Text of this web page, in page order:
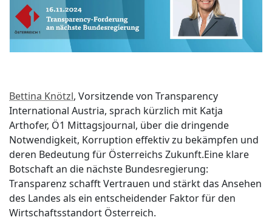
Bettina Knötzl, Vorsitzende von Transparency
International Austria, sprach kürzlich mit Katja
Arthofer, Ö1 Mittagsjournal, über die dringende
Notwendigkeit, Korruption effektiv zu bekämpfen und
deren Bedeutung für Österreichs Zukunft.Eine klare
Botschaft an die nächste Bundesregierung:
Transparenz schafft Vertrauen und stärkt das Ansehen
des Landes als ein entscheidender Faktor für den
Wirtschaftsstandort Österreich.